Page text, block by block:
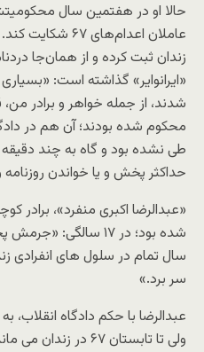
حالا او در هفتمین سال
عاملان
زندان ثبت کرده و از همان‌جا
شدند، از جمله خواهر و برادر
محکوم شده بودند؛ آن هم در
طی نشده بود و گاه به چند
حداکثر پخش و یا خواندن
شده بود؛ در ۱۷
سال تمام در سلول های
سر برد.»
عبدالرضا با حکم دادگاه
ولی تا تابستان ۶۷ در زندان می ماند و بعد او را اعدام می کنند.